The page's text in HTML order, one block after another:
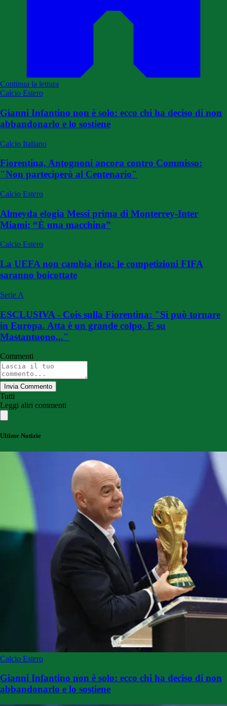
Continua la lettura
Calcio Estero
Gianni Infantino non è solo: ecco chi ha deciso di non
abbandonarlo e lo sostiene
Calcio Italiano
Fiorentina, Antognoni ancora contro Commisso:
"Non parteciperò al Centenario"
Calcio Estero
Almeyda elogia Messi prima di Monterrey-Inter
Miami: “È una macchina”
Calcio Estero
La UEFA non cambia idea: le competizioni FIFA
saranno boicottate
Serie A
ESCLUSIVA - Cois sulla Fiorentina: "Si può tornare
in Europa. Atta è un grande colpo. E su
Mastantuono..."
Commenti
Invia Commento
Tutti
Leggi altri commenti
Ultime Notizie
Calcio Estero
Gianni Infantino non è solo: ecco chi ha deciso di non
abbandonarlo e lo sostiene